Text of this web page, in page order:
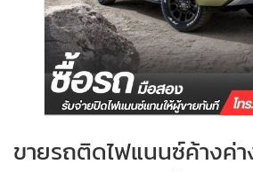
ขายรถติดไฟแนนซ์ค้างค่